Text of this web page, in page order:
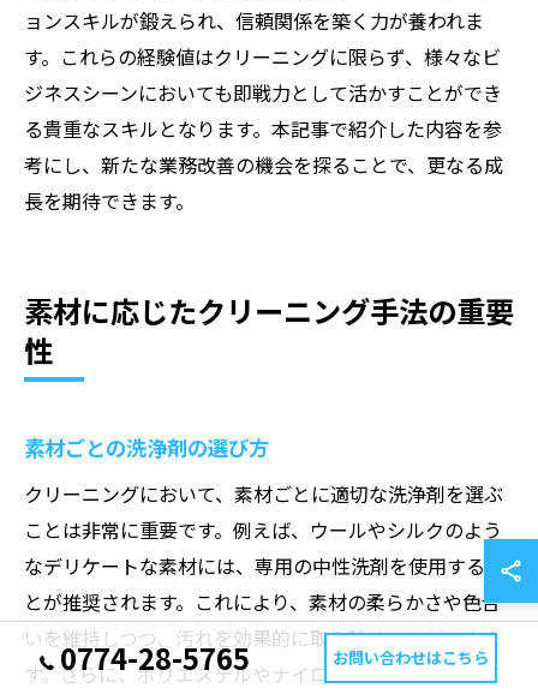
ョンスキルが鍛えられ、信頼関係を築く力が養われま
す。これらの経験値はクリーニングに限らず、様々なビ
ジネスシーンにおいても即戦力として活かすことができ
る貴重なスキルとなります。本記事で紹介した内容を参
考にし、新たな業務改善の機会を探ることで、更なる成
長を期待できます。
素材に応じたクリーニング手法の重要
性
素材ごとの洗浄剤の選び方
クリーニングにおいて、素材ごとに適切な洗浄剤を選ぶ
ことは非常に重要です。例えば、ウールやシルクのよう
なデリケートな素材には、専用の中性洗剤を使用するこ
とが推奨されます。これにより、素材の柔らかさや色合
いを維持しつつ、汚れを効果的に取り除くことができま
す。さらに、ポリエステルやナイロンなどの合成素材に
0774-28-5765 お問い合わせはこちら